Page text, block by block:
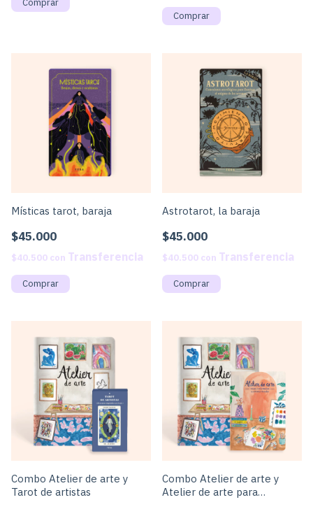
Místicas tarot, baraja
$45.000
$40.500 con
Astrotarot, la baraja
$45.000
$40.500 con
Combo Atelier de arte y
Tarot de artistas
Combo Atelier de arte y
Atelier de arte para